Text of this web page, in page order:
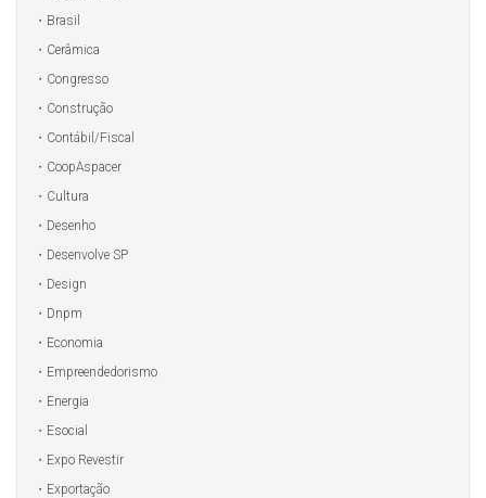
Brasil
Cerâmica
Congresso
Construção
Contábil/Fiscal
CoopAspacer
Cultura
Desenho
Desenvolve SP
Design
Dnpm
Economia
Empreendedorismo
Energia
Esocial
Expo Revestir
Exportação